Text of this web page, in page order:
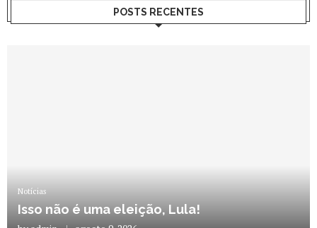
POSTS RECENTES
Notícias
Isso não é uma eleição, Lula!